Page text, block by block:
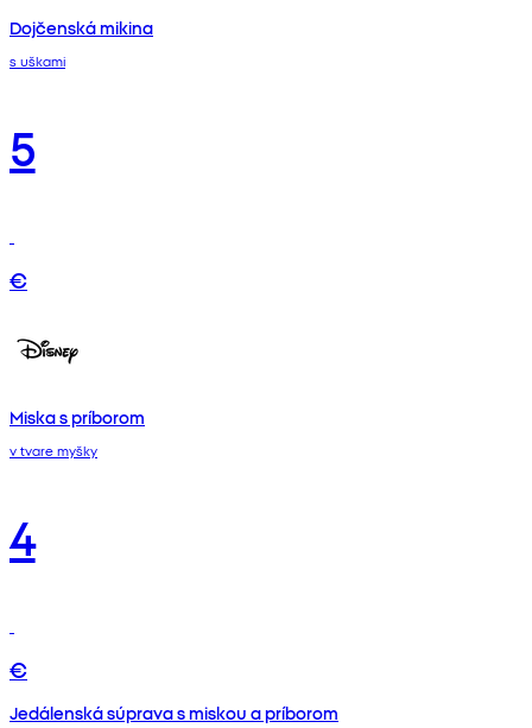
Dojčenská mikina
s uškami
5
€
Miska s príborom
v tvare myšky
4
€
Jedálenská súprava s miskou a príborom